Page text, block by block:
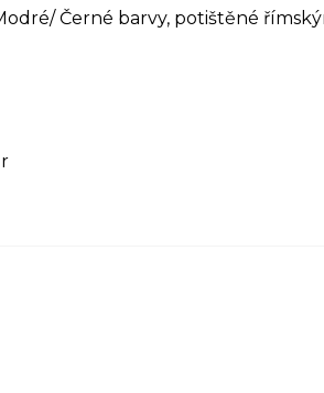
Černé barvy, potištěné